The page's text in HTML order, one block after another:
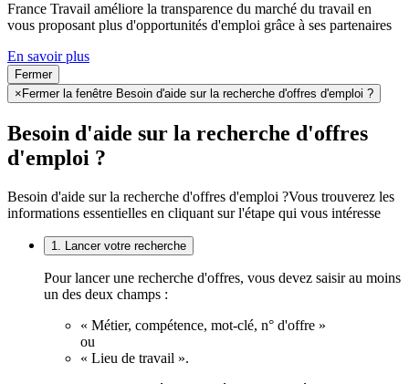
France Travail améliore la transparence du marché du travail en
vous proposant plus d'opportunités d'emploi grâce à ses partenaires
En savoir plus
Fermer
× Fermer la fenêtre Besoin d'aide sur la recherche d'offres d'emploi ?
Besoin d'aide sur la recherche d'offres
d'emploi ?
Besoin d'aide sur la recherche d'offres d'emploi ?Vous trouverez les
informations essentielles en cliquant sur l'étape qui vous intéresse
1. Lancer votre recherche
Pour lancer une recherche d'offres, vous devez saisir au moins
un des deux champs :
« Métier, compétence, mot-clé, n° d'offre »
ou
« Lieu de travail ».